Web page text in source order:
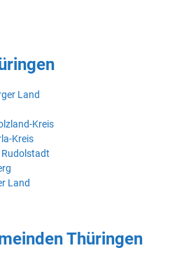
Land
Kreis
Kreis
Land
Thüringen